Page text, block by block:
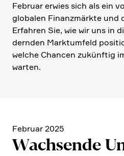
Februar erwies sich als ein
globalen Finanz­märkte und
Erfahren Sie, wie wir uns in
dernden Markt­um­feld
welche Chancen zukünftig
warten.
Februar 2025
Wachsende